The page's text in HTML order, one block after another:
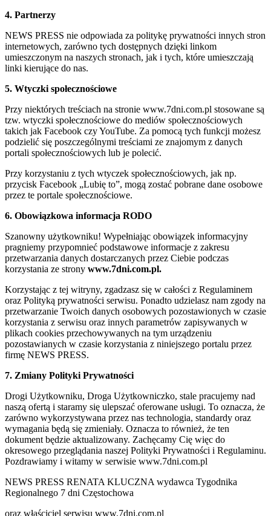
4. Partnerzy
NEWS PRESS nie odpowiada za politykę prywatności innych stron
internetowych, zarówno tych dostępnych dzięki linkom
umieszczonym na naszych stronach, jak i tych, które umieszczają
linki kierujące do nas.
5. Wtyczki społecznościowe
Przy niektórych treściach na stronie www.7dni.com.pl stosowane są
tzw. wtyczki społecznościowe do mediów społecznościowych
takich jak Facebook czy YouTube. Za pomocą tych funkcji możesz
podzielić się poszczególnymi treściami ze znajomym z danych
portali społecznościowych lub je polecić.
Przy korzystaniu z tych wtyczek społecznościowych, jak np.
przycisk Facebook „Lubię to”, mogą zostać pobrane dane osobowe
przez te portale społecznościowe.
6. Obowiązkowa informacja RODO
Szanowny użytkowniku! Wypełniając obowiązek informacyjny
pragniemy przypomnieć podstawowe informacje z zakresu
przetwarzania danych dostarczanych przez Ciebie podczas
korzystania ze strony www.7dni.com.pl.
Korzystając z tej witryny, zgadzasz się w całości z Regulaminem
oraz Polityką prywatności serwisu. Ponadto udzielasz nam zgody na
przetwarzanie Twoich danych osobowych pozostawionych w czasie
korzystania z serwisu oraz innych parametrów zapisywanych w
plikach cookies przechowywanych na tym urządzeniu
pozostawianych w czasie korzystania z niniejszego portalu przez
firmę NEWS PRESS.
7. Zmiany Polityki Prywatności
Drogi Użytkowniku, Droga Użytkowniczko, stale pracujemy nad
naszą ofertą i staramy się ulepszać oferowane usługi. To oznacza, że
zarówno wykorzystywana przez nas technologia, standardy oraz
wymagania będą się zmieniały. Oznacza to również, że ten
dokument będzie aktualizowany. Zachęcamy Cię więc do
okresowego przeglądania naszej Polityki Prywatności i Regulaminu.
Pozdrawiamy i witamy w serwisie www.7dni.com.pl
NEWS PRESS RENATA KLUCZNA wydawca Tygodnika
Regionalnego 7 dni Częstochowa
oraz właściciel serwisu www.7dni.com.pl